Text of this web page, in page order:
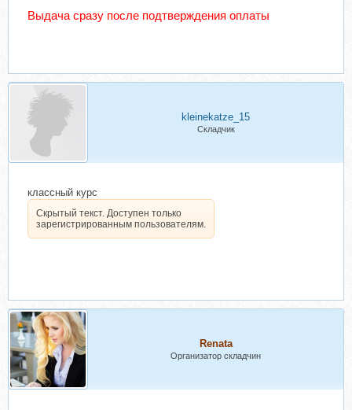
Выдача сразу после подтверждения оплаты
kleinekatze_15
Складчик
классный курс
Скрытый текст. Доступен только
зарегистрированным пользователям.
Renata
Организатор складчин